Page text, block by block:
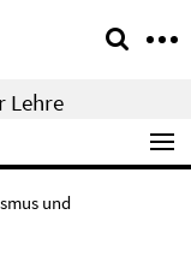
Lehre
und